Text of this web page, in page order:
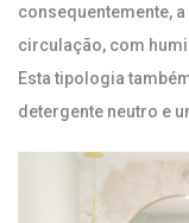
consequentemente,
circulação, com
Esta tipologia
detergente neutro e